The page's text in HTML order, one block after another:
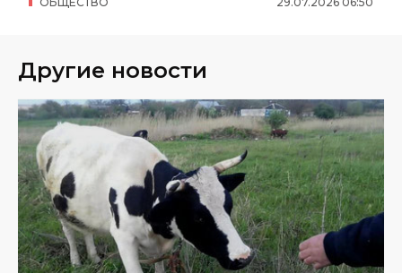
Другие новости